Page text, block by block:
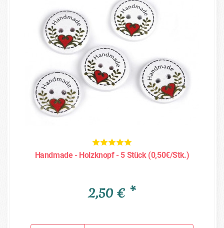
Handmade - Holzknopf - 5 Stück (0,50€/Stk.)
2,50 € *